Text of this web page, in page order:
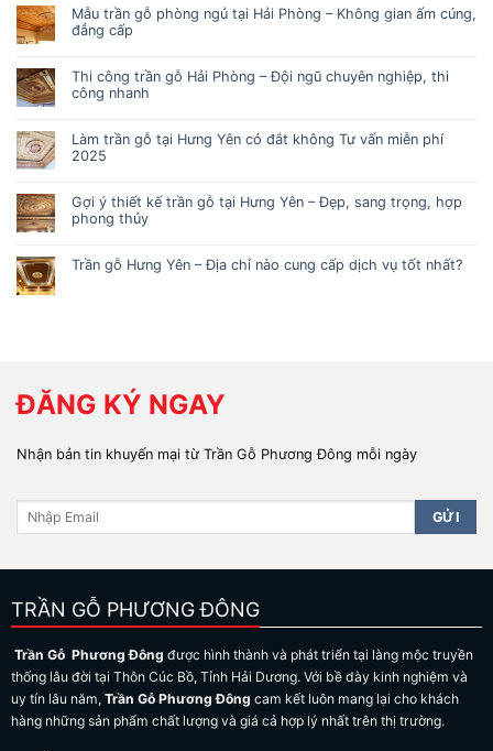
Mẫu trần gỗ phòng ngủ tại Hải Phòng – Không gian ấm cúng,
đẳng cấp
Thi công trần gỗ Hải Phòng – Đội ngũ chuyên nghiệp, thi
công nhanh
Làm trần gỗ tại Hưng Yên có đắt không Tư vấn miễn phí
2025
Gợi ý thiết kế trần gỗ tại Hưng Yên – Đẹp, sang trọng, hợp
phong thủy
Trần gỗ Hưng Yên – Địa chỉ nào cung cấp dịch vụ tốt nhất?
ĐĂNG KÝ NGAY
Nhận bản tin khuyến mại từ Trần Gỗ Phương Đông mỗi ngày
TRẦN GỖ PHƯƠNG ĐÔNG
Trần Gỗ Phương Đông được hình thành và phát triển tại làng mộc truyền
thống lâu đời tại Thôn Cúc Bồ, Tỉnh Hải Dương. Với bề dày kinh nghiệm và
uy tín lâu năm, Trần Gỗ Phương Đông cam kết luôn mang lại cho khách
hàng những sản phẩm chất lượng và giá cả hợp lý nhất trên thị trường.